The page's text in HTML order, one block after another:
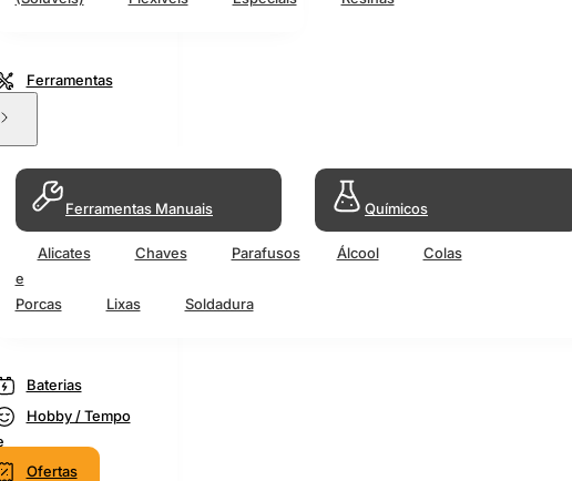
Ferramentas
Ferramentas Manuais
Alicates Chaves
Parafusos
e
Porcas
Lixas Soldadura
Químicos
Álcool Colas
Baterias
Hobby / Tempo
Ofertas